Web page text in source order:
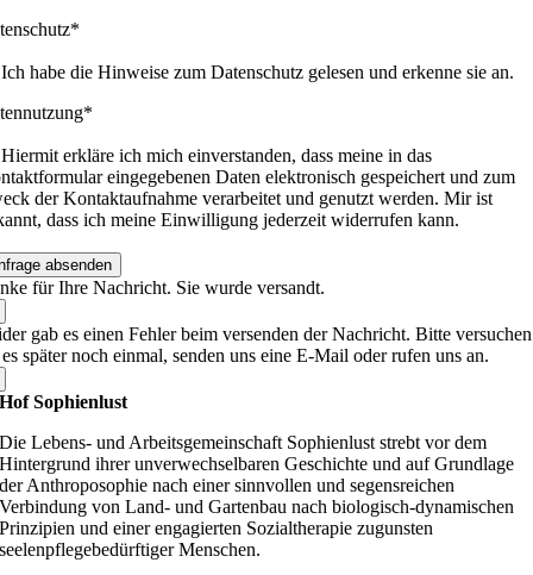
Ich habe die Hinweise zum Datenschutz gelesen und erkenne sie an.
Hiermit erkläre ich mich einverstanden, dass meine in das
eingegebenen Daten elektronisch gespeichert und zum
der Kontaktaufnahme verarbeitet und genutzt werden. Mir ist
dass ich meine Einwilligung jederzeit widerrufen kann.
absenden
für Ihre Nachricht. Sie wurde versandt.
gab es einen Fehler beim versenden der Nachricht. Bitte versuchen
später noch einmal, senden uns eine E-Mail oder rufen uns an.
Hof Sophienlust
Die Lebens- und Arbeitsgemeinschaft Sophienlust strebt vor dem
Hintergrund ihrer unverwechselbaren Geschichte und auf Grundlage
der Anthroposophie nach einer sinnvollen und segensreichen
Verbindung von Land- und Gartenbau nach biologisch-dynamischen
Prinzipien und einer engagierten Sozialtherapie zugunsten
seelenpflegebedürftiger Menschen.